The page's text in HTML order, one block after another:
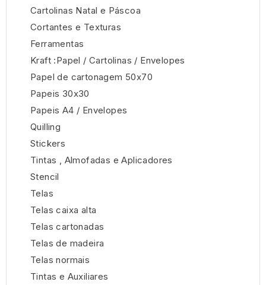
Cartolinas Natal e Páscoa
Cortantes e Texturas
Ferramentas
Kraft :Papel / Cartolinas / Envelopes
Papel de cartonagem 50x70
Papeis 30x30
Papeis A4 / Envelopes
Quilling
Stickers
Tintas , Almofadas e Aplicadores
Stencil
Telas
Telas caixa alta
Telas cartonadas
Telas de madeira
Telas normais
Tintas e Auxiliares